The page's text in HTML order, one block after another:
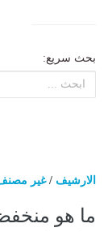
بحث سريع:
الارشيف /غير
ما هو